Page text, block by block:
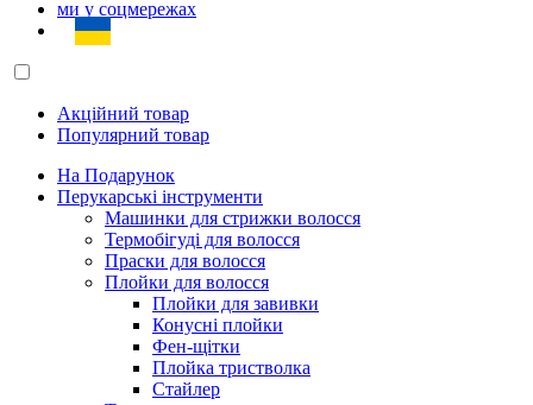
ми у соцмережах
Акційний товар
Популярний товар
На Подарунок
Перукарські інструменти
Машинки для стрижки волосся
Термобігуді для волосся
Праски для волосся
Плойки для волосся
Плойки для завивки
Конусні плойки
Фен-щітки
Плойка тристволка
Стайлер